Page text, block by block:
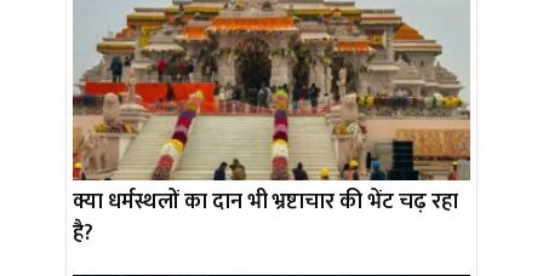
क्या धर्मस्थलों का दान भी भ्रष्टाचार की भेंट चढ़ रहा
है?